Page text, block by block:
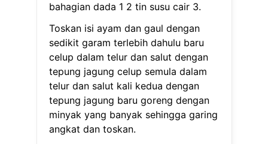
bahagian dada 1 2 tin susu cair 3.
Toskan isi ayam dan gaul dengan
sedikit garam terlebih dahulu baru
celup dalam telur dan salut dengan
tepung jagung celup semula dalam
telur dan salut kali kedua dengan
tepung jagung baru goreng dengan
minyak yang banyak sehingga garing
angkat dan toskan.